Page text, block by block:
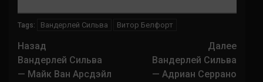
Tags: Вандерлей Сильва Витор Белфорт
Навигация
записи
Назад
Вандерлей Сильва
— Майк Ван Арсдэйл
Далее
Вандерлей Сильва
— Адриан Серрано